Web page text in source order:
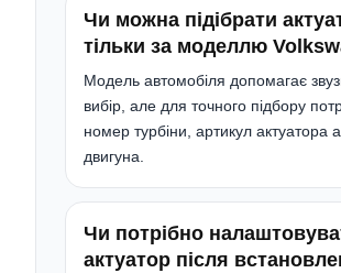
Чи можна підібрати
тільки за моделлю
Модель автомобіля допомагає
вибір, але для точного підбору
номер турбіни, артикул актуатора
двигуна.
Чи потрібно
актуатор після